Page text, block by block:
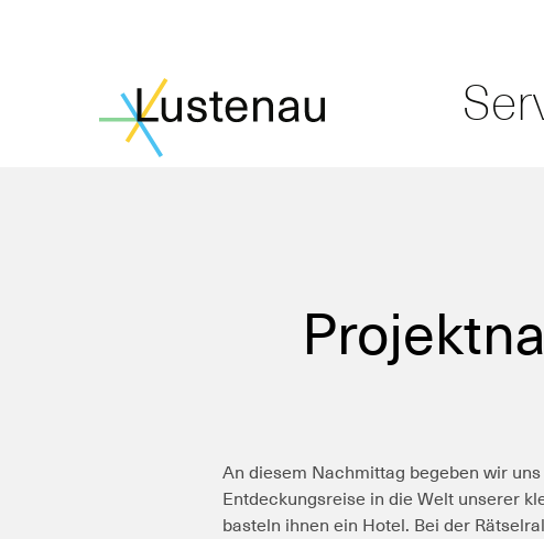
An diesem Nachmittag begeben wir
Entdeckungsreise in die Welt unserer
basteln ihnen ein Hotel. Bei der